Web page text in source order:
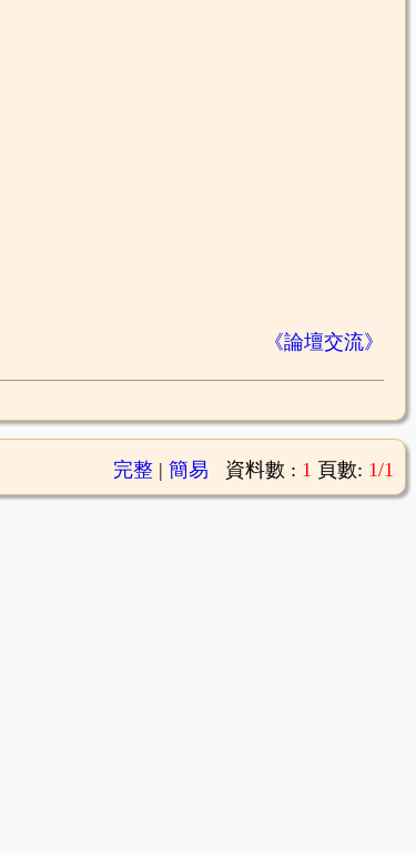
《論壇交流》
完整| 簡易 資料數 : 1 頁數: 1/1